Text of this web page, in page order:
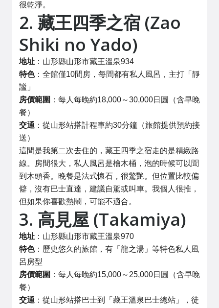
很乾淨。
2. 藏王四季之宿 (Zao
Shiki no Yado)
地址 ：山形縣山形市藏王溫泉934
特色：全館僅10間房，每間都有私人風呂，主打「靜
謐」
房價範圍 ：每人每晚約18,000～30,000日圓（含早晚
餐）
交通 ：從山形站搭計程車約30分鐘（旅館提供預約接
送）
這間是我第二次去住的，藏王四季之宿走的是精緻路
線。房間很大，私人風呂是檜木桶，泡的時候可以聞
到木頭香。晚餐是法式懷石，很驚艷。但位置比較偏
僻，沒有巴士直達，建議自駕或叫車。我個人很推，
但如果你喜歡熱鬧，可能不適合。
3. 高見屋 (Takamiya)
地址 ：山形縣山形市藏王溫泉970
特色：歷史悠久的旅館，有「龍之湯」等特色私人風
呂房型
房價範圍 ：每人每晚約15,000～25,000日圓（含早晚
餐）
交通 ：從山形站搭巴士到「藏王溫泉巴士總站」，徒